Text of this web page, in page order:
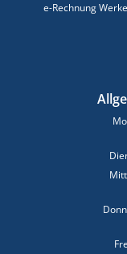
e-Rechnung